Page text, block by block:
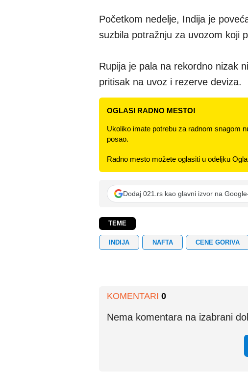
Početkom nedelje, Indija je
suzbila potražnju za uvozom koji
Rupija je pala na rekordno nizak
pritisak na uvoz i rezerve deviza.
OGLASI RADNO MESTO!
Ukoliko imate potrebu za radnom snagom
posao.
Radno mesto možete oglasiti u odeljku
Dodaj 021.rs kao glavni izvor na
TEME
INDIJA NAFTA CENE GORIVA
KOMENTARI 0
Nema komentara na izabrani